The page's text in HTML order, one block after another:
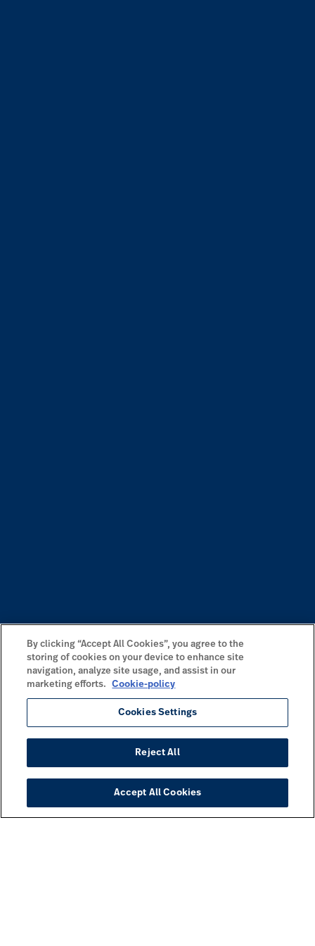
By clicking “Accept All Cookies”, you agree to the
storing of cookies on your device to enhance site
navigation, analyze site usage, and assist in our
marketing efforts.
Cookie-policy
Cookies Settings
Reject All
Accept All Cookies